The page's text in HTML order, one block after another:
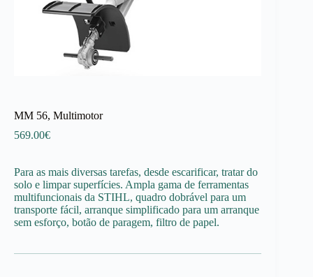
MM 56, Multimotor
569.00€
Para as mais diversas tarefas, desde escarificar, tratar do
solo e limpar superfícies. Ampla gama de ferramentas
multifuncionais da STIHL, quadro dobrável para um
transporte fácil, arranque simplificado para um arranque
sem esforço, botão de paragem, filtro de papel.